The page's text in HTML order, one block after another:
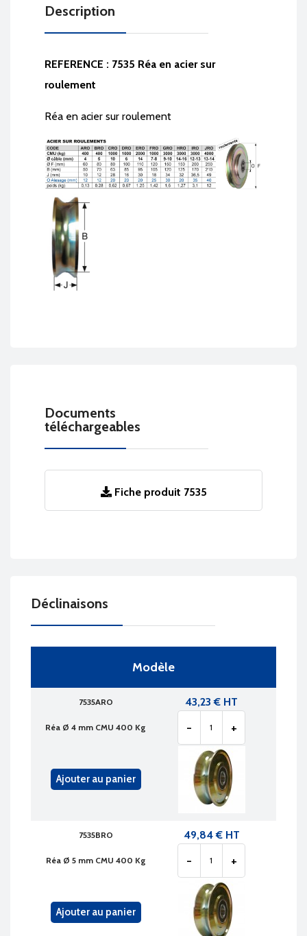
Description
REFERENCE : 7535 Réa en acier sur
roulement
Réa en acier sur roulement
Documents
téléchargeables
Fiche produit 7535
Déclinaisons
Modèle
7535ARO
Réa Ø 4 mm CMU 400 Kg
43,23 € HT
- +
Ajouter au panier
7535BRO
Réa Ø 5 mm CMU 400 Kg
49,84 € HT
- +
Ajouter au panier